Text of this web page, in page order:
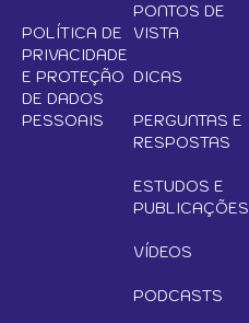
POLÍTICA DE
PRIVACIDADE
E PROTEÇÃO
DE DADOS
PESSOAIS
PONTOS DE
VISTA
DICAS
PERGUNTAS E
RESPOSTAS
ESTUDOS E
PUBLICAÇÕES
VÍDEOS
PODCASTS